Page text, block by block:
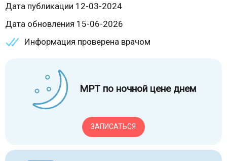
Дата публикации 12-03-2024
Дата обновления 15-06-2026
Информация проверена врачом
МРТ по ночной цене днем
ЗАПИСАТЬСЯ